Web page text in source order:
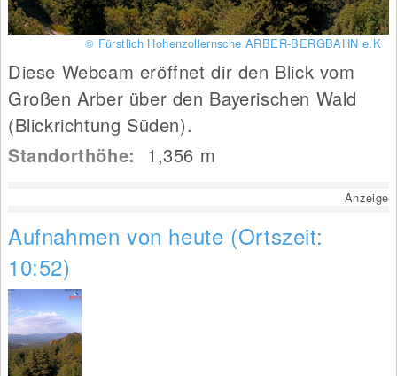
© Fürstlich Hohenzollernsche ARBER-BERGBAHN e.K
Diese Webcam eröffnet dir den Blick vom
Großen Arber über den Bayerischen Wald
(Blickrichtung Süden).
Standorthöhe: 1,356 m
Anzeige
Aufnahmen von heute (Ortszeit:
10:52)